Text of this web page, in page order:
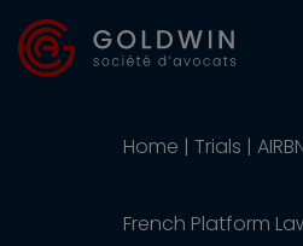
Home | Trials |
French Platform